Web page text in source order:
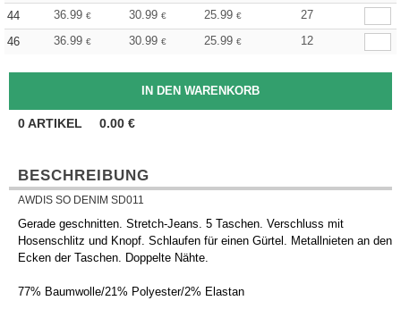
44
36.99 € 30.99 € 25.99 €
27
46
36.99 € 30.99 € 25.99 € 12
0ARTIKEL 0.00 €
BESCHREIBUNG
AWDIS SO DENIM SD011
Gerade geschnitten. Stretch-Jeans. 5 Taschen. Verschluss mit
Hosenschlitz und Knopf. Schlaufen für einen Gürtel. Metallnieten an den
Ecken der Taschen. Doppelte Nähte.
77% Baumwolle/21% Polyester/2% Elastan